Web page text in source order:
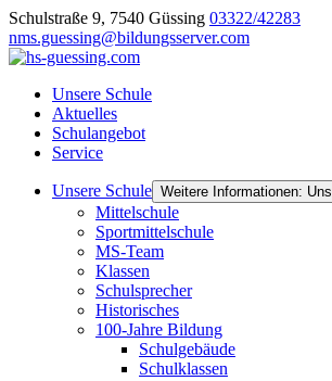
Schulstraße 9, 7540 Güssing 03322/42283
nms.guessing@bildungsserver.com
Unsere Schule
Aktuelles
Schulangebot
Service
Unsere Schule Weitere Informationen:
Mittelschule
Sportmittelschule
MS-Team
Klassen
Schulsprecher
Historisches
100-Jahre Bildung
Schulgebäude
Schulklassen